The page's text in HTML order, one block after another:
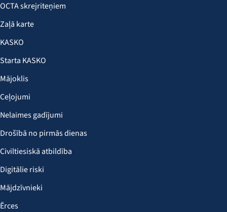
OCTA skrejriteņiem
Zaļā karte
KASKO
Starta KASKO
Mājoklis
Ceļojumi
Nelaimes gadījumi
Drošībā no pirmās dienas
Civiltiesiskā atbildība
Digitālie riski
Mājdzīvnieki
Ērces